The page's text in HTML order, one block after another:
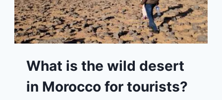
What is the wild desert
in Morocco for tourists?